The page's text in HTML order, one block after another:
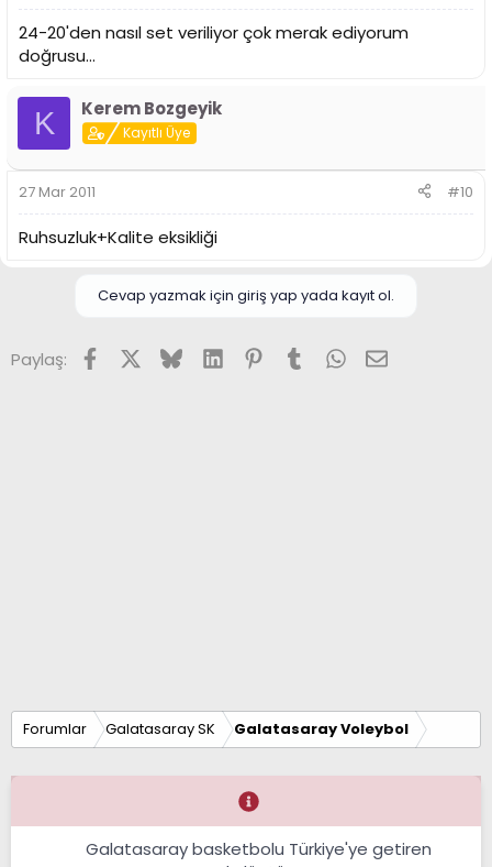
24-20'den nasıl set veriliyor çok merak ediyorum
doğrusu...
K Kerem Bozgeyik
Kayıtlı Üye
27 Mar 2011 #10
Ruhsuzluk+Kalite eksikliği
Cevap yazmak için giriş yap yada kayıt ol.
Paylaş: FacebookX (Twitter)
BlueskyLinkedInPinterest
TumblrWhatsApp
E-posta
Forumlar Galatasaray SK Galatasaray Voleybol
Galatasaray basketbolu Türkiye'ye getiren